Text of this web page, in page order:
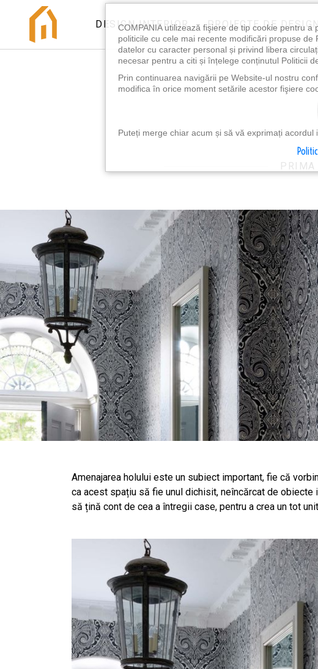
DESIGN INTERIOR PROIECTE DE
PRIMA
Amenajarea holului este un subiect important, fie că
ca acest spațiu să fie unul dichisit, neîncărcat de obiecte
să țină cont de cea a întregii case, pentru a crea un tot
COMPANIA utilizează fişiere de tip cookie pentru
politicile cu cele mai recente modificări propuse
datelor cu caracter personal și privind libera
necesar pentru a citi și înțelege conținutul Politicii
Prin continuarea navigării pe Website-ul nostru
modifica în orice moment setările acestor fişiere
Puteți merge chiar acum și să vă exprimați acordul